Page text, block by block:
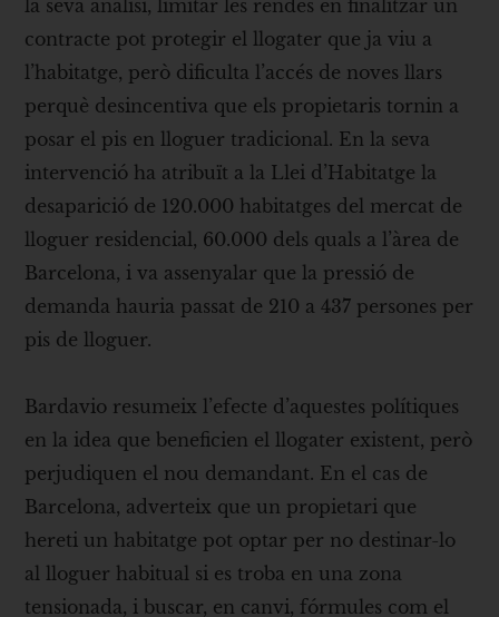
la seva anàlisi, limitar les rendes en finalitzar un
contracte pot protegir el llogater que ja viu a
l’habitatge, però dificulta l’accés de noves llars
perquè desincentiva que els propietaris tornin a
posar el pis en lloguer tradicional. En la seva
intervenció ha atribuït a la Llei d’Habitatge la
desaparició de 120.000 habitatges del mercat de
lloguer residencial, 60.000 dels quals a l’àrea de
Barcelona, i va assenyalar que la pressió de
demanda hauria passat de 210 a 437 persones per
pis de lloguer.
Bardavio resumeix l’efecte d’aquestes polítiques
en la idea que beneficien el llogater existent, però
perjudiquen el nou demandant. En el cas de
Barcelona, adverteix que un propietari que
hereti un habitatge pot optar per no destinar-lo
al lloguer habitual si es troba en una zona
tensionada, i buscar, en canvi, fórmules com el